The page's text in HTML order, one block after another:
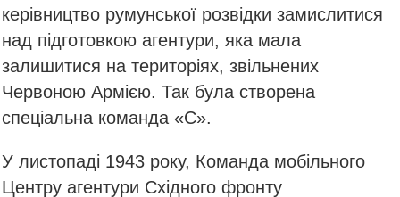
керівництво румунської розвідки замислитися
над підготовкою агентури, яка мала
залишитися на територіях, звільнених
Червоною Армією. Так була створена
спеціальна команда «С».
У листопаді 1943 року, Команда мобільного
Центру агентури Східного фронту